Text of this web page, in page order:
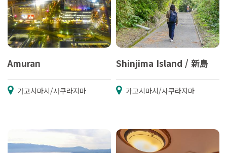
Amuran
가고시마시/사쿠라지마
Shinjima Island / 新島
가고시마시/사쿠라지마